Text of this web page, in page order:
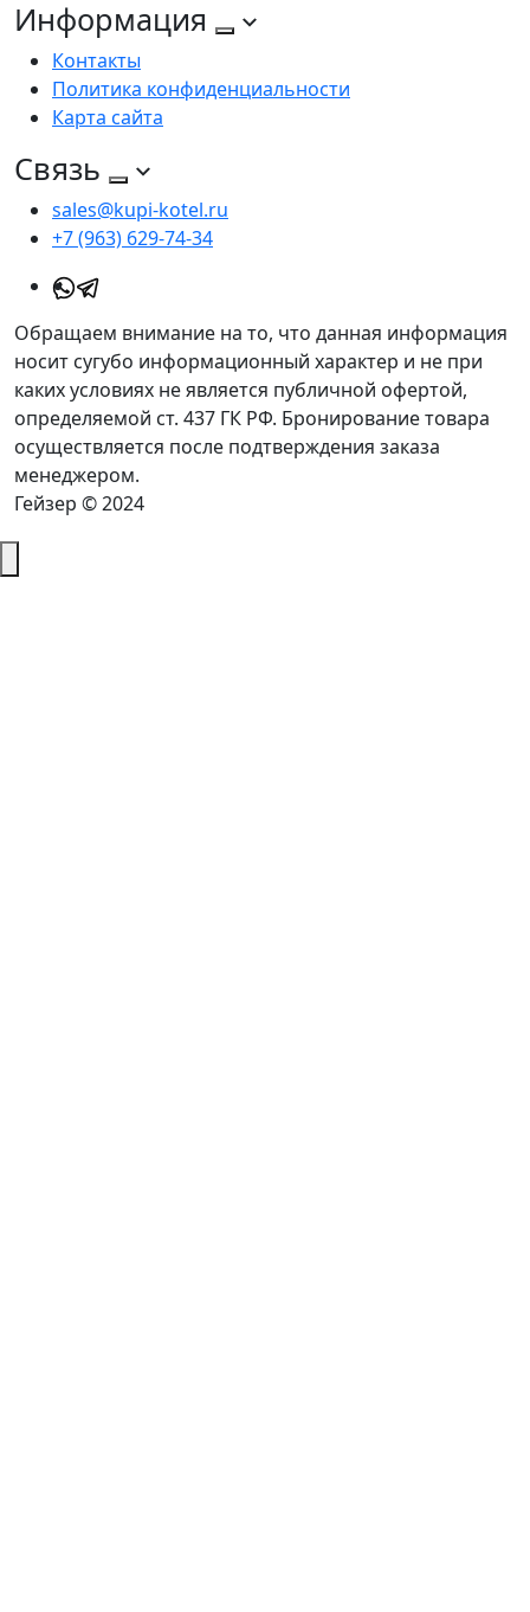
Информация
Контакты
Политика конфиденциальности
Карта сайта
Связь
sales@kupi-kotel.ru
+7 (963) 629-74-34
Обращаем внимание на то, что данная информация
носит сугубо информационный характер и не при
каких условиях не является публичной офертой,
определяемой ст. 437 ГК РФ. Бронирование товара
осуществляется после подтверждения заказа
менеджером.
Гейзер © 2024